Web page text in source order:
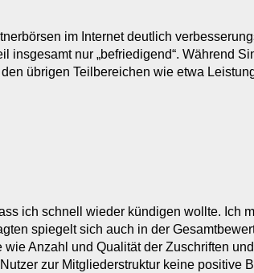
im Internet deutlich
insgesamt nur „befriedigend“. Während
übrigen Teilbereichen wie etwa
ich schnell wieder kündigen wollte. Ich
spiegelt sich auch in der
Anzahl und Qualität der Zuschriften
zur Mitgliederstruktur keine positive